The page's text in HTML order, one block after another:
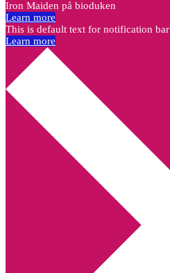
Iron Maiden på bioduken
Learn more
This is default text for notification bar
Learn more